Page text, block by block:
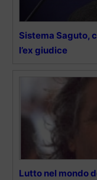
Sistema Saguto,
l’ex giudice
Lutto nel mondo